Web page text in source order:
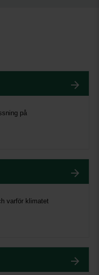
på
varför klimatet